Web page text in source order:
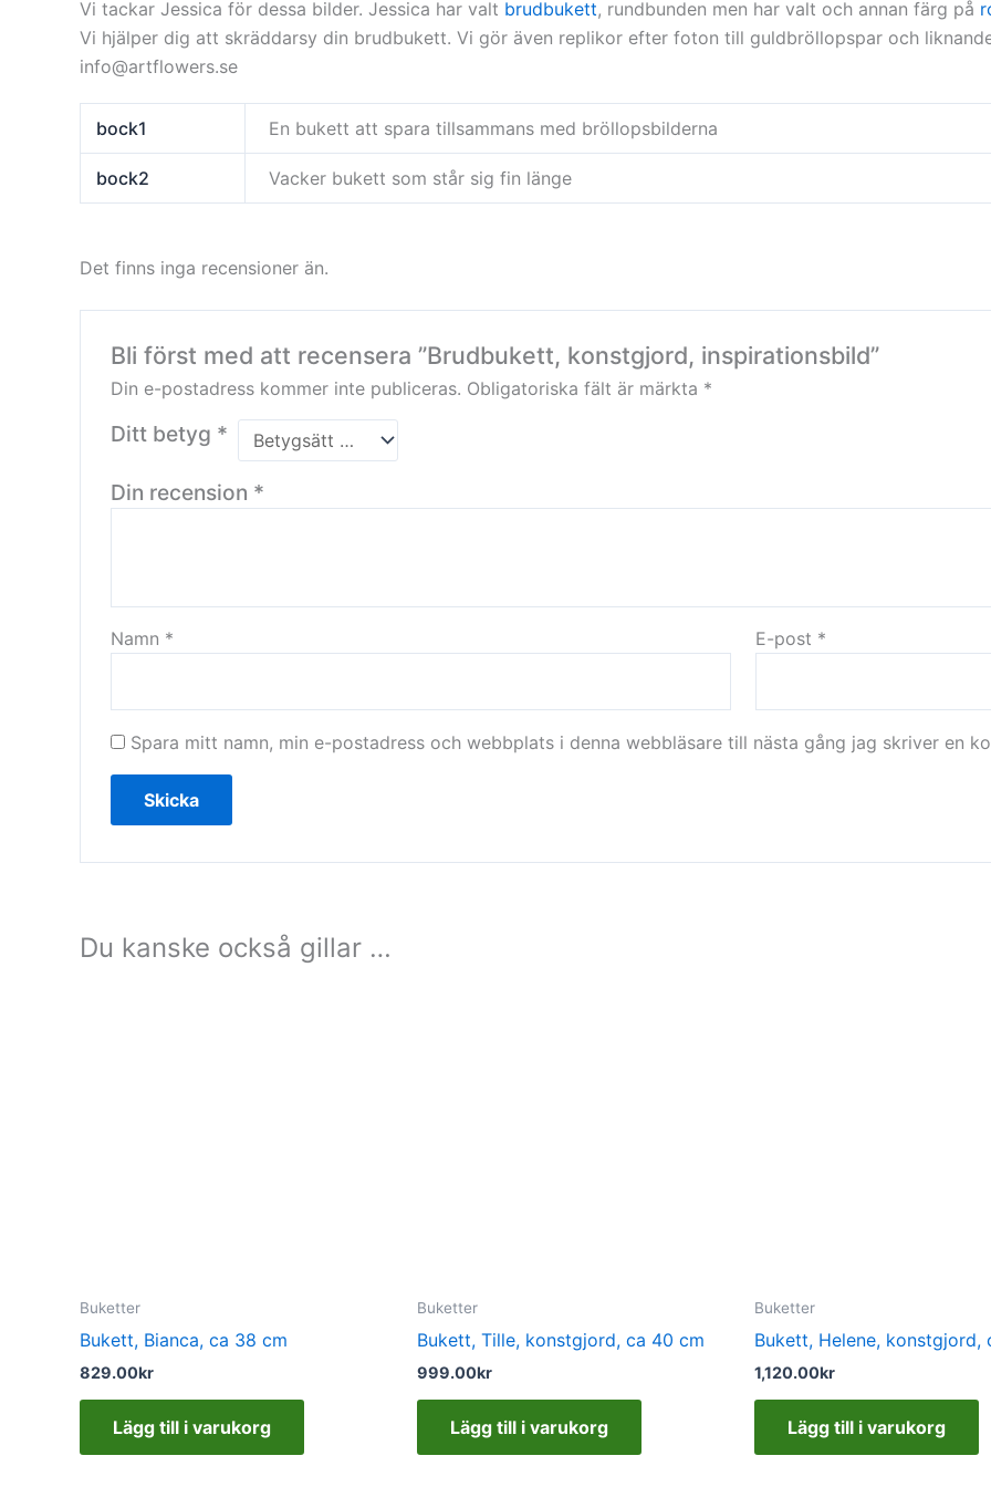
Vi tackar Jessica för dessa bilder. Jessica har valt brudbukett, rundbunden men har valt och annan färg på
Vi hjälper dig att skräddarsy din brudbukett. Vi gör även replikor efter foton till guldbröllopspar och
info@artflowers.se
bock1 En bukett att spara tillsammans med bröllopsbilderna
bock2 Vacker bukett som står sig fin länge
Det finns inga recensioner än.
Bli först med att recensera ”Brudbukett, konstgjord, inspirationsbild”
Din e-postadress kommer inte publiceras. Obligatoriska fält är märkta *
Ditt betyg *
Din recension *
Namn * E-post *
Spara mitt namn, min e-postadress och webbplats i denna webbläsare till nästa gång jag skriver en
Du kanske också gillar …
Buketter
Bukett, Bianca, ca 38 cm
829.00kr
Lägg till i varukorg
Buketter
Bukett, Tille, konstgjord, ca 40 cm
999.00kr
Lägg till i varukorg
Buketter
Bukett, Helene, konstgjord,
1,120.00kr
Lägg till i varukorg